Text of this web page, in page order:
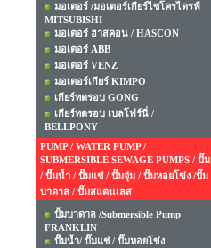
มอเตอร์ /มอเตอร์เกียร์ไซโครไดรฟ์
MITSUBISHI
มอเตอร์ ฮาสคอน / HASCON
มอเตอร์ ABB
มอเตอร์ VENZ
มอเตอร์เกียร์ KIMPO
เกียร์ทดรอบ GONG
เกียร์ทดรอบ เบลโฟร์นี่ /
BELLPONY
PUMP / WATER PUMP /
SUBMERSIBLE SEWAGE PUMPS / ปั๊ม
/ ปั๊มน้ำ / ปั๊มแช่ / ปั๊มจุ่ม / ปั๊มหอยโข่ง /ปั๊ม
บาดาล / ปั๊มสแตนเลส
ปั้มบาดาล /Submersible Pump
FRANKLIN
ปั๊มน้ำ/ ปั๊มแช่ / ปั๊มหอยโข่ง